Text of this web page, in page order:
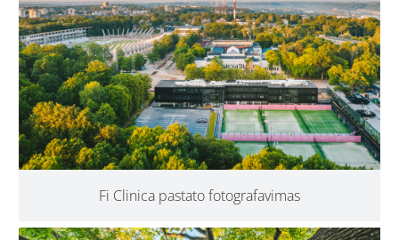
Fi Clinica pastato fotografavimas